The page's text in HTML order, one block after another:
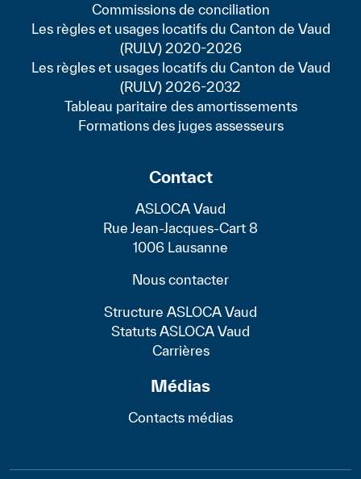
Commissions de conciliation
Les règles et usages locatifs du Canton de Vaud
(RULV) 2020-2026
Les règles et usages locatifs du Canton de Vaud
(RULV) 2026-2032
Tableau paritaire des amortissements
Formations des juges assesseurs
Contact
ASLOCA Vaud
Rue Jean-Jacques-Cart 8
1006 Lausanne
Nous contacter
Structure ASLOCA Vaud
Statuts ASLOCA Vaud
Carrières
Médias
Contacts médias